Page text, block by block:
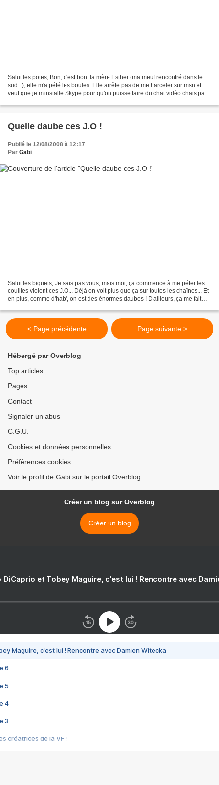
Salut les potes, Bon, c'est bon, la mère Esther (ma meuf rencontré dans le
sud...), elle m'a pété les boules. Elle arrête pas de me harceler sur msn et
veut que je m'installe Skype pour qu'on puisse faire du chat vidéo chais pas
Quelle daube ces J.O !
Publié le 12/08/2008 à 12:17
Par Gabi
Salut les biquets, Je sais pas vous, mais moi, ça commence à me péter les
couilles violent ces J.O... Déjà on voit plus que ça sur toutes les chaînes... Et
en plus, comme d'hab', on est des énormes daubes ! D'ailleurs, ça me fait
< Page précédente Page suivante >
Hébergé par Overblog
Top articles
Pages
Contact
Signaler un abus
C.G.U.
Cookies et données personnelles
Préférences cookies
Voir le profil de Gabi sur le portail Overblog
Créer un blog sur Overblog
Créer un blog
DiCaprio et Tobey Maguire, c'est lui ! Rencontre avec
Maguire, c'est lui ! Rencontre avec Damien Witecka
6
5
4
3
créatrices de la VF !